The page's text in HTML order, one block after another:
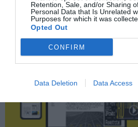
Retention, Sale, and/or Sharing
Personal Data that Is Unrelated
Purposes for which it was
Opted Out
CONFIRM
Data Deletion Data Access